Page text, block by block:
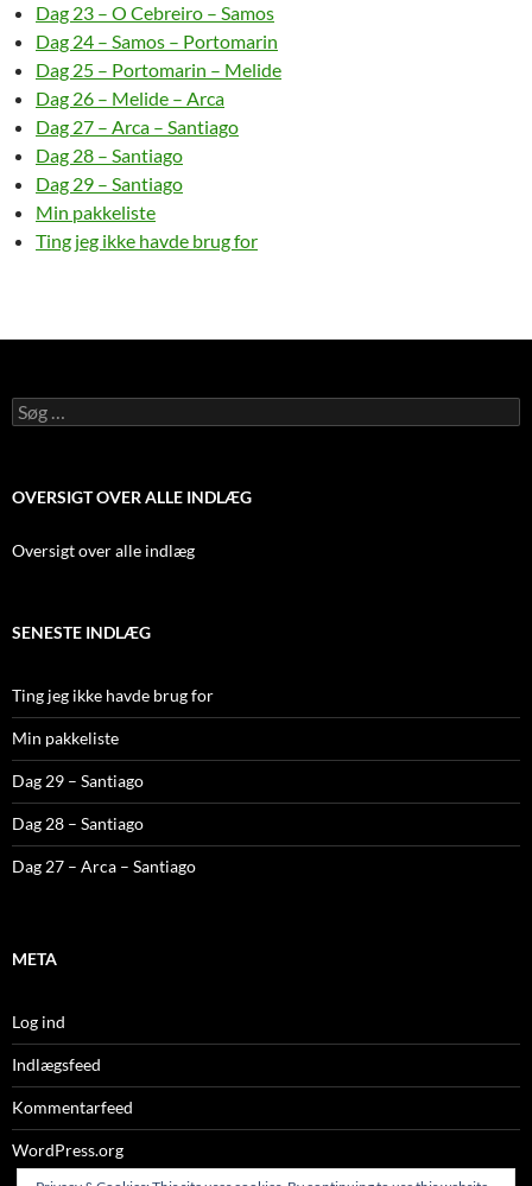
Dag 23 – O Cebreiro – Samos
Dag 24 – Samos – Portomarin
Dag 25 – Portomarin – Melide
Dag 26 – Melide – Arca
Dag 27 – Arca – Santiago
Dag 28 – Santiago
Dag 29 – Santiago
Min pakkeliste
Ting jeg ikke havde brug for
Søg
efter:
OVERSIGT OVER ALLE INDLÆG
Oversigt over alle indlæg
SENESTE INDLÆG
Ting jeg ikke havde brug for
Min pakkeliste
Dag 29 – Santiago
Dag 28 – Santiago
Dag 27 – Arca – Santiago
META
Log ind
Indlægsfeed
Kommentarfeed
WordPress.org